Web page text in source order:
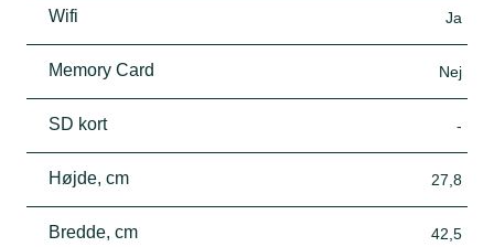
Wifi Ja
Memory Card Nej
SD kort -
Højde, cm 27,8
Bredde, cm 42,5